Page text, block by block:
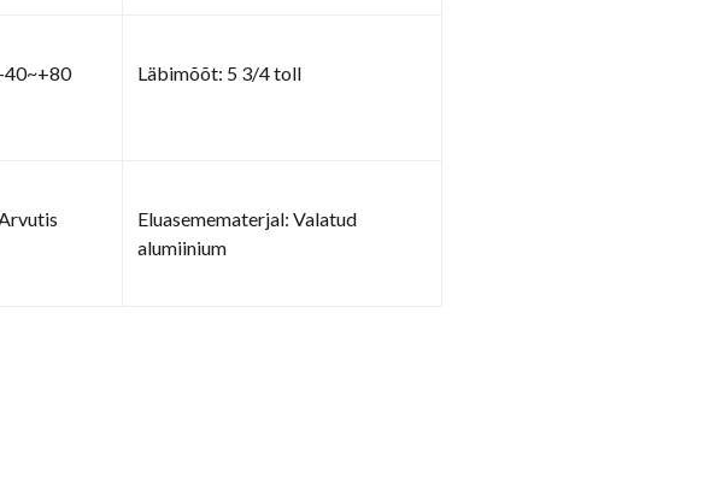
40~+80
Läbimõõt: 5 3/4 toll
Eluasemematerjal: Valatud
alumiinium